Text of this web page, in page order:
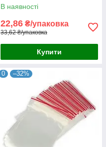
В наявності
22,86 ₴/упаковка
33,62 ₴/упаковка
Купити
0 –32%